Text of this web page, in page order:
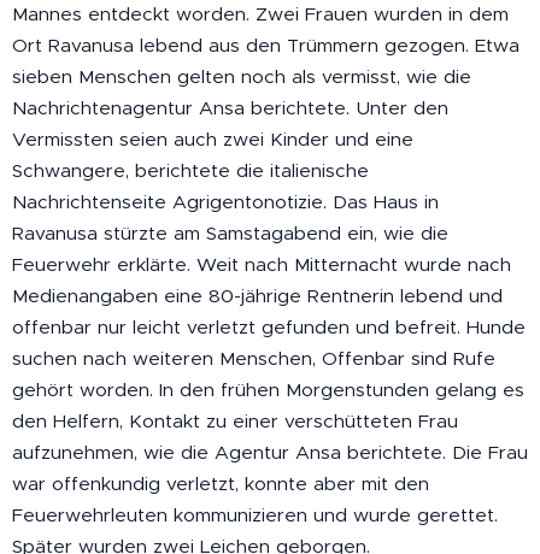
Mannes entdeckt worden. Zwei Frauen wurden in dem
Ort Ravanusa lebend aus den Trümmern gezogen. Etwa
sieben Menschen gelten noch als vermisst, wie die
Nachrichtenagentur Ansa berichtete. Unter den
Vermissten seien auch zwei Kinder und eine
Schwangere, berichtete die italienische
Nachrichtenseite Agrigentonotizie. Das Haus in
Ravanusa stürzte am Samstagabend ein, wie die
Feuerwehr erklärte. Weit nach Mitternacht wurde nach
Medienangaben eine 80-jährige Rentnerin lebend und
offenbar nur leicht verletzt gefunden und befreit. Hunde
suchen nach weiteren Menschen, Offenbar sind Rufe
gehört worden. In den frühen Morgenstunden gelang es
den Helfern, Kontakt zu einer verschütteten Frau
aufzunehmen, wie die Agentur Ansa berichtete. Die Frau
war offenkundig verletzt, konnte aber mit den
Feuerwehrleuten kommunizieren und wurde gerettet.
Später wurden zwei Leichen geborgen.